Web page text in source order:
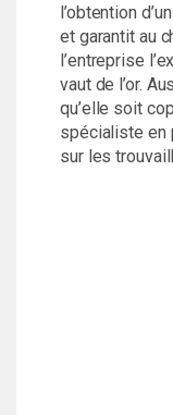
l’obtention
et garantit au
l’entreprise
vaut de l’or.
qu’elle soit
spécialiste en
sur les